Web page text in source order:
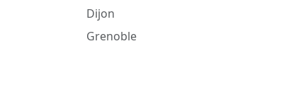
Dijon
Grenoble